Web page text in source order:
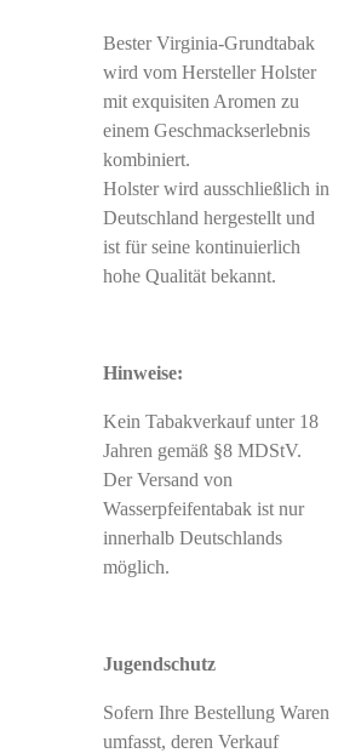
Bester Virginia-Grundtabak
wird vom Hersteller Holster
mit exquisiten Aromen zu
einem Geschmackserlebnis
kombiniert.
Holster wird ausschließlich in
Deutschland hergestellt und
ist für seine kontinuierlich
hohe Qualität bekannt.
Hinweise:
Kein Tabakverkauf unter 18
Jahren gemäß §8 MDStV.
Der Versand von
Wasserpfeifentabak ist nur
innerhalb Deutschlands
möglich.
Jugendschutz
Sofern Ihre Bestellung Waren
umfasst, deren Verkauf